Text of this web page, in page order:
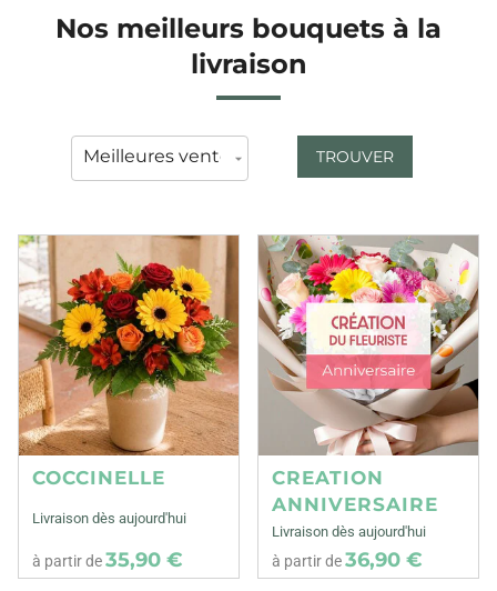
Nos meilleurs bouquets à la
livraison
TROUVER
COCCINELLE
Livraison dès aujourd'hui
à partir de35,90 €
CREATION
ANNIVERSAIRE
Livraison dès aujourd'hui
à partir de36,90 €